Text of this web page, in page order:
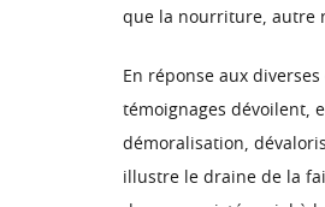
que la nourriture, autre
En réponse aux
témoignages dévoilent,
démoralisation,
illustre le draine de la